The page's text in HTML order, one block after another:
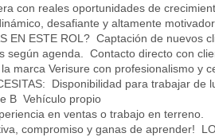
con reales oportunidades de
desafiante y altamente motivador.
EN ESTE ROL? Captación de nuevos
según agenda. Contacto directo con
marca Verisure con profesionalismo y
Disponibilidad para trabajar de
B Vehículo propio
en ventas o trabajo en terreno.
compromiso y ganas de aprender!